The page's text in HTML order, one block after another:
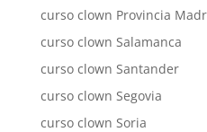
curso clown Provincia
curso clown Salamanca
curso clown Santander
curso clown Segovia
curso clown Soria